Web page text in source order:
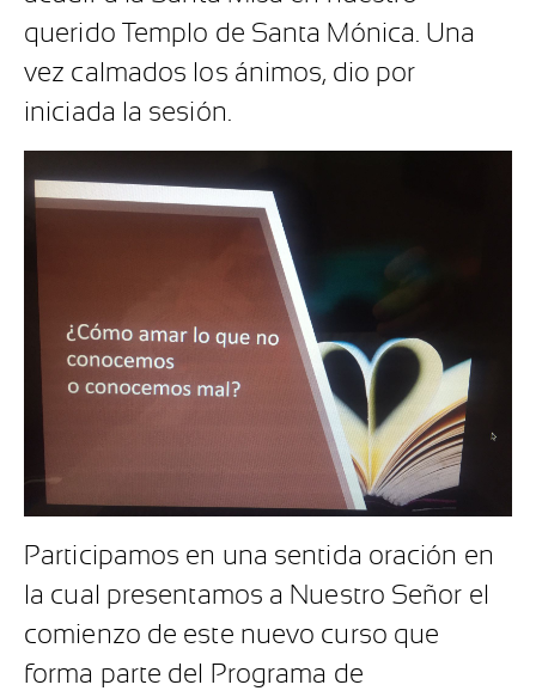
querido Templo de Santa Mónica. Una
vez calmados los ánimos, dio por
iniciada la sesión.
Participamos en una sentida oración en
la cual presentamos a Nuestro Señor el
comienzo de este nuevo curso que
forma parte del Programa de